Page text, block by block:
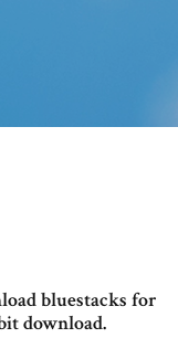
bluestacks for
download.